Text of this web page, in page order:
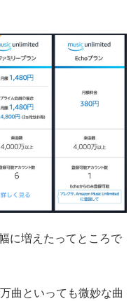
に増えたってところで
曲といっても微妙な曲